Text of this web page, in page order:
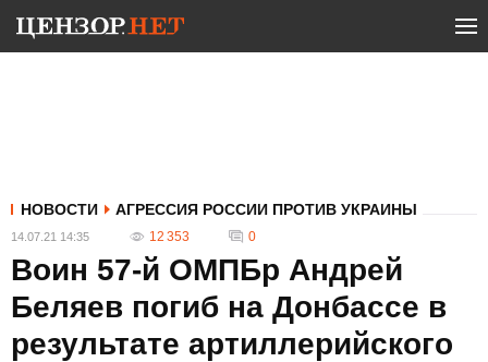
НОВОСТИ АГРЕССИЯ РОССИИ ПРОТИВ УКРАИНЫ
14.07.21 14:35 12 353 0
Воин 57-й ОМПБр Андрей
Беляев погиб на Донбассе в
результате артиллерийского